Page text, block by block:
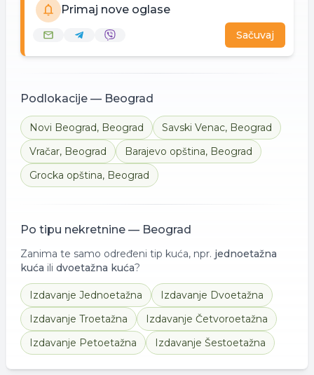
Primaj nove oglase
Sačuvaj
Podlokacije — Beograd
Novi Beograd, Beograd Savski Venac, Beograd
Vračar, Beograd Barajevo opština, Beograd
Grocka opština, Beograd
Po tipu nekretnine — Beograd
Zanima te samo određeni tip kuća, npr. jednoetažna
kuća ili dvoetažna kuća?
Izdavanje Jednoetažna Izdavanje Dvoetažna
Izdavanje Troetažna Izdavanje Četvoroetažna
Izdavanje Petoetažna Izdavanje Šestoetažna